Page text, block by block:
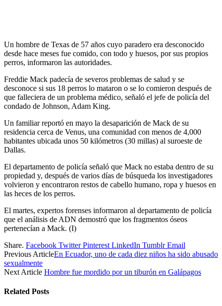
Un hombre de Texas de 57 años cuyo paradero era desconocido
desde hace meses fue comido, con todo y huesos, por sus propios
perros, informaron las autoridades.
Freddie Mack padecía de severos problemas de salud y se
desconoce si sus 18 perros lo mataron o se lo comieron después de
que falleciera de un problema médico, señaló el jefe de policía del
condado de Johnson, Adam King.
Un familiar reportó en mayo la desaparición de Mack de su
residencia cerca de Venus, una comunidad con menos de 4,000
habitantes ubicada unos 50 kilómetros (30 millas) al suroeste de
Dallas.
El departamento de policía señaló que Mack no estaba dentro de su
propiedad y, después de varios días de búsqueda los investigadores
volvieron y encontraron restos de cabello humano, ropa y huesos en
las heces de los perros.
El martes, expertos forenses informaron al departamento de policía
que el análisis de ADN demostró que los fragmentos óseos
pertenecían a Mack. (I)
Share. Facebook Twitter Pinterest LinkedIn Tumblr Email
Previous ArticleEn Ecuador, uno de cada diez niños ha sido abusado
sexualmente
Next Article Hombre fue mordido por un tiburón en Galápagos
Related Posts